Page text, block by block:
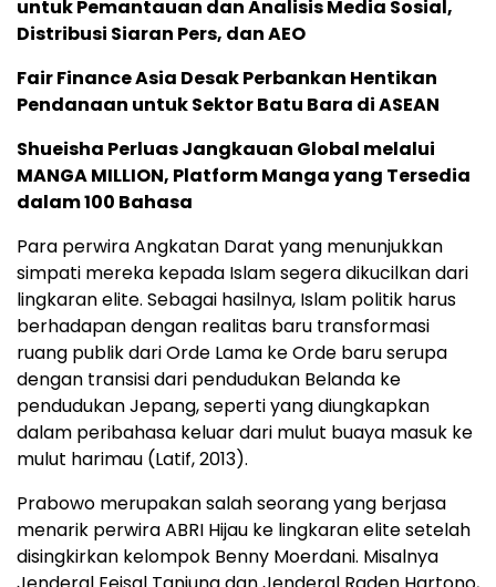
untuk Pemantauan dan Analisis Media Sosial,
Distribusi Siaran Pers, dan AEO
Fair Finance Asia Desak Perbankan Hentikan
Pendanaan untuk Sektor Batu Bara di ASEAN
Shueisha Perluas Jangkauan Global melalui
MANGA MILLION, Platform Manga yang Tersedia
dalam 100 Bahasa
Para perwira Angkatan Darat yang menunjukkan
simpati mereka kepada Islam segera dikucilkan dari
lingkaran elite. Sebagai hasilnya, Islam politik harus
berhadapan dengan realitas baru transformasi
ruang publik dari Orde Lama ke Orde baru serupa
dengan transisi dari pendudukan Belanda ke
pendudukan Jepang, seperti yang diungkapkan
dalam peribahasa keluar dari mulut buaya masuk ke
mulut harimau (Latif, 2013).
Prabowo merupakan salah seorang yang berjasa
menarik perwira ABRI Hijau ke lingkaran elite setelah
disingkirkan kelompok Benny Moerdani. Misalnya